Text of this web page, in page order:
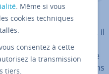
: dans le domaine du
en chasse une autre
au fait de l’actualité, il
des dernières
des ir­ré­duc­tibles qui ne
marketing en ligne, sans
. Même si vous
cookies techniques
consentez à cette
la transmission
tiers.